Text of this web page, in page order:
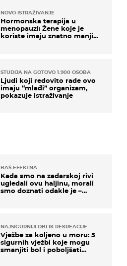
NOVO ISTRAŽIVANJE
Hormonska terapija u
menopauzi: Žene koje je
koriste imaju znatno manji
STUDIJA NA GOTOVO 1.900 OSOBA
Ljudi koji redovito rade ovo
imaju “mlađi” organizam,
pokazuje istraživanje
BAŠ EFEKTNA
Kada smo na zadarskoj rivi
ugledali ovu haljinu, morali
smo doznati odakle je –
NAJSIGURNIJI OBLIK REKREACIJE
Vježbe za koljeno u moru: 5
sigurnih vježbi koje mogu
smanjiti bol i poboljšati